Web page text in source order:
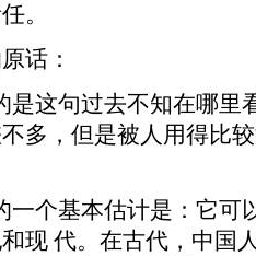
。
话：
是这句过去不知在哪里
多，但是被人用得比
一个基本估计是：它可
现 代。在古代，中国